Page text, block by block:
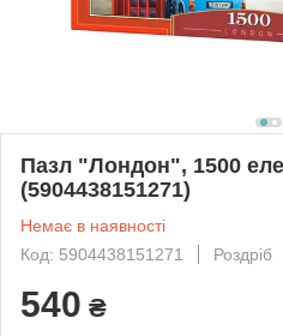
Пазл "Лондон", 1500
(5904438151271)
Немає в наявності
Код: 5904438151271
Роздріб
540 ₴